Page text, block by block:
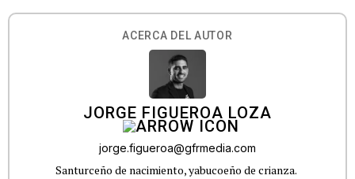
ACERCA DEL AUTOR
JORGE FIGUEROA LOZA
jorge.figueroa@gfrmedia.com
Santurceño de nacimiento, yabucoeño de crianza.